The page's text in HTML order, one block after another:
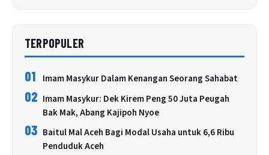
TERPOPULER
01 Imam Masykur Dalam Kenangan Seorang Sahabat
02 Imam Masykur: Dek Kirem Peng 50 Juta Peugah
Bak Mak, Abang Kajipoh Nyoe
03 Baitul Mal Aceh Bagi Modal Usaha untuk 6,6 Ribu
Penduduk Aceh